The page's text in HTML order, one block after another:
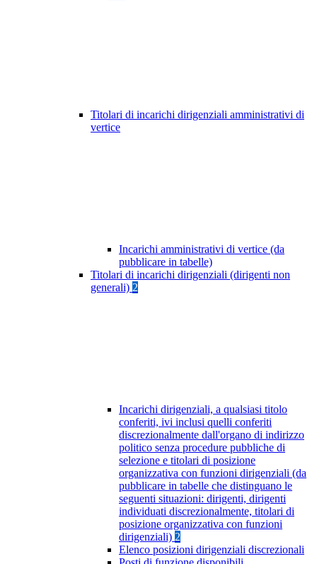
Titolari di incarichi dirigenziali amministrativi di
vertice
Incarichi amministrativi di vertice (da
pubblicare in tabelle)
Titolari di incarichi dirigenziali (dirigenti non
generali) 2
Incarichi dirigenziali, a qualsiasi titolo
conferiti, ivi inclusi quelli conferiti
discrezionalmente dall'organo di indirizzo
politico senza procedure pubbliche di
selezione e titolari di posizione
organizzativa con funzioni dirigenziali (da
pubblicare in tabelle che distinguano le
seguenti situazioni: dirigenti, dirigenti
individuati discrezionalmente, titolari di
posizione organizzativa con funzioni
dirigenziali) 2
Elenco posizioni dirigenziali discrezionali